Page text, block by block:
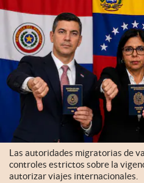
Las autoridades migratorias de
controles estrictos sobre la
autorizar viajes internacionales.